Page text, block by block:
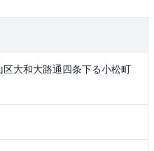
大和大路通四条下る小松町